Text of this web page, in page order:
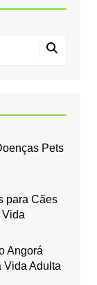
Pets
para Cães
Angorá
Vida Adulta